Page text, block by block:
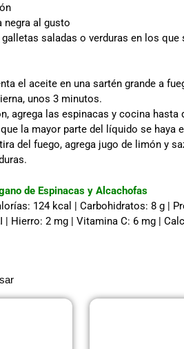
negra al gusto
saladas o verduras en los que
el aceite en una sartén grande a
unos 3 minutos.
agrega las espinacas y cocina
la mayor parte del líquido se haya
del fuego, agrega jugo de limón y
de Espinacas y Alcachofas
124 kcal | Carbohidratos: 8 g |
| Hierro: 2 mg | Vitamina C: 6 mg |